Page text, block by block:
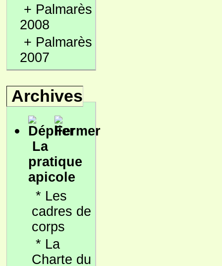
+ Palmarès
2008
+ Palmarès
2007
Archives
La
pratique
apicole
* Les
cadres de
corps
* La
Charte du